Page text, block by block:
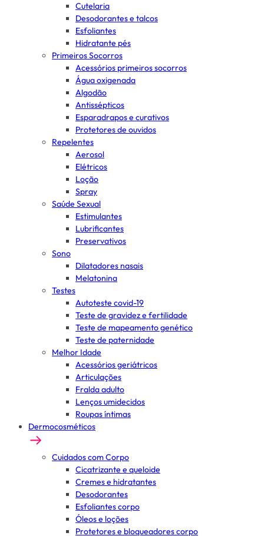
Cutelaria
Desodorantes e talcos
Esfoliantes
Hidratante pés
Primeiros Socorros
Acessórios primeiros socorros
Água oxigenada
Algodão
Antissépticos
Esparadrapos e curativos
Protetores de ouvidos
Repelentes
Aerosol
Elétricos
Loção
Spray
Saúde Sexual
Estimulantes
Lubrificantes
Preservativos
Sono
Dilatadores nasais
Melatonina
Testes
Autoteste covid-19
Teste de gravidez e fertilidade
Teste de mapeamento genético
Teste de paternidade
Melhor Idade
Acessórios geriátricos
Articulações
Fralda adulto
Lenços umidecidos
Roupas íntimas
Dermocosméticos
Cuidados com Corpo
Cicatrizante e queloide
Cremes e hidratantes
Desodorantes
Esfoliantes corpo
Óleos e loções
Protetores e bloqueadores corpo